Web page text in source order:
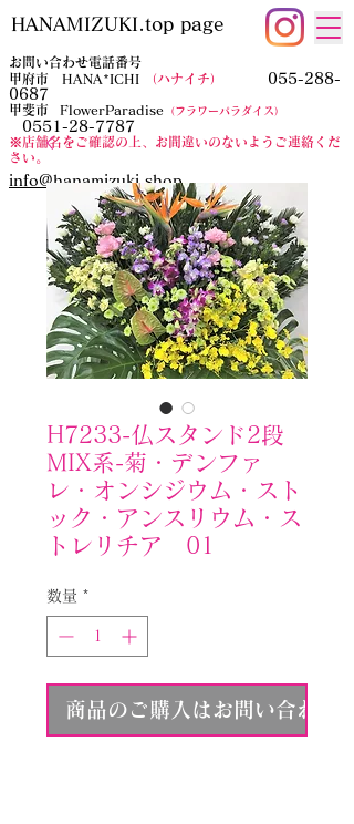
HANAMIZUKI.top page
お問い合わせ電話番号
甲府市 HANA*ICHI
（ハナイチ）
055-288-
0687
​甲斐市 FlowerParadise （フラワーパラダイス）
0551-28-7787
​※店舗名をご確認の上、お間違いのないようご連絡くだ
さい。
​info@hanamizuki.shop
H7233-仏スタンド2段
MIX系-菊・デンファ
レ・オンシジウム・スト
ック・アンスリウム・ス
トレリチア 01
数量 *
商品のご購入はお問い合わせ